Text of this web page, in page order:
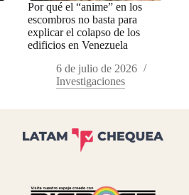
Por qué el “anime” en los
escombros no basta para
explicar el colapso de los
edificios en Venezuela
6 de julio de 2026
Investigaciones